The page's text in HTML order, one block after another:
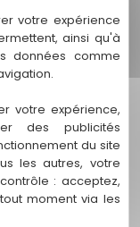
dans le
une
du
la résolution
engageons à
pour discuter de
?
coordonnées
votre expérience
ainsi qu'à
données comme
votre expérience,
des publicités
du site
les autres, votre
: acceptez,
moment via les